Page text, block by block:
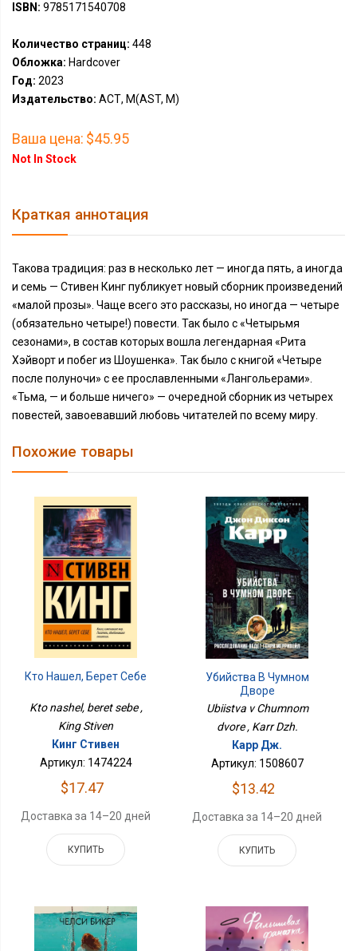
ISBN: 9785171540708
Количество страниц: 448
Обложка: Hardcover
Год: 2023
Издательство: АСТ, М(AST, M)
Ваша цена: $45.95
Not In Stock
Краткая аннотация
Такова традиция: раз в несколько лет — иногда пять, а иногда
и семь — Стивен Кинг публикует новый сборник произведений
«малой прозы». Чаще всего это рассказы, но иногда — четыре
(обязательно четыре!) повести. Так было с «Четырьмя
сезонами», в состав которых вошла легендарная «Рита
Хэйворт и побег из Шоушенка». Так было с книгой «Четыре
после полуночи» с ее прославленными «Лангольерами».
«Тьма, — и больше ничего» — очередной сборник из четырех
повестей, завоевавший любовь читателей по всему миру.
Похожие товары
Кто Нашел, Берет Себе
Kto nashel, beret sebe ,
King Stiven
Кинг Стивен
Артикул: 1474224
$17.47
Доставка за 14–20 дней
КУПИТЬ
Убийства В Чумном
Дворе
Ubiistva v Chumnom
dvore , Karr Dzh.
Карр Дж.
Артикул: 1508607
$13.42
Доставка за 14–20 дней
КУПИТЬ